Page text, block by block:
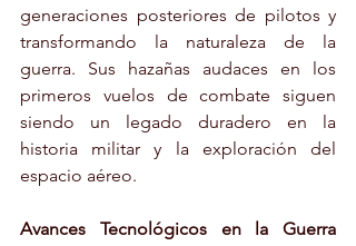
generaciones posteriores de pilotos y
transformando la naturaleza de la
guerra. Sus hazañas audaces en los
primeros vuelos de combate siguen
siendo un legado duradero en la
historia militar y la exploración del
espacio aéreo.
Avances Tecnológicos en la Guerra